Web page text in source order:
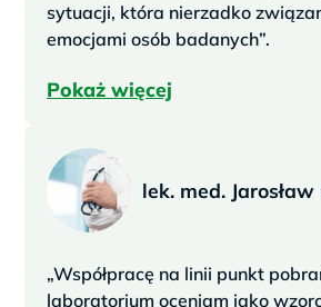
sytuacji, która nierzadko
emocjami osób badanych”.
Pokaż więcej
lek. med. Jarosław
„Współpracę na linii punkt
laboratorium oceniam jako